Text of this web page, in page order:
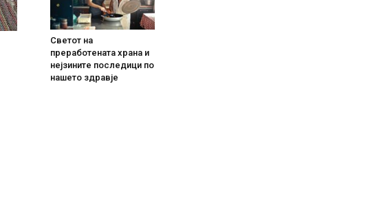
Светот на
преработената храна и
нејзините последици по
нашето здравје